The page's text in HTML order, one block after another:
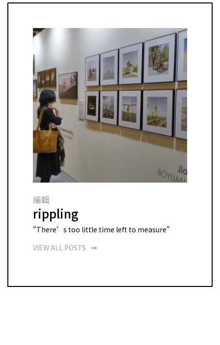
編輯
rippling
"There’s too little time left to measure"
VIEW ALL POSTS